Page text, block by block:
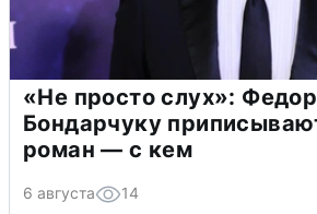
«Не просто слух»:
Бондарчуку
роман — с кем
6 августа 14